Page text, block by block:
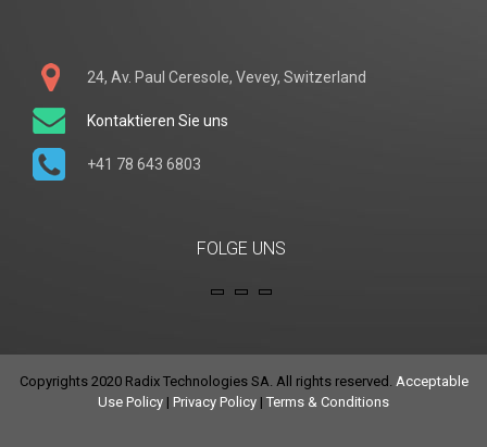
24, Av. Paul Ceresole, Vevey, Switzerland
Kontaktieren Sie uns
+41 78 643 6803
FOLGE UNS
Copyrights 2020 Radix Technologies SA. All rights reserved. Acceptable
Use Policy | Privacy Policy | Terms & Conditions